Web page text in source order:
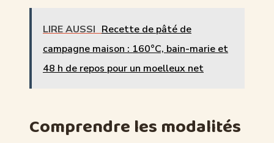
LIRE AUSSI Recette de pâté de
campagne maison : 160°C, bain-marie et
48 h de repos pour un moelleux net
Comprendre les modalités